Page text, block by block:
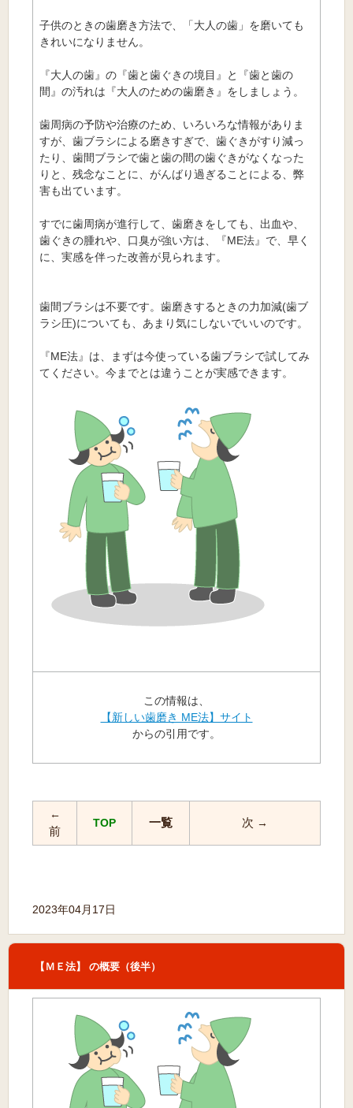
子供のときの歯磨き方法で、「大人の歯」を磨いても
きれいになりません。
『大人の歯』の『歯と歯ぐきの境目』と『歯と歯の
間』の汚れは『大人のための歯磨き』をしましょう。
歯周病の予防や治療のため、いろいろな情報がありま
すが、歯ブラシによる磨きすぎで、歯ぐきがすり減っ
たり、歯間ブラシで歯と歯の間の歯ぐきがなくなった
りと、残念なことに、がんばり過ぎることによる、弊
害も出ています。
すでに歯周病が進行して、歯磨きをしても、出血や、
歯ぐきの腫れや、口臭が強い方は、『ME法』で、早く
に、実感を伴った改善が見られます。
歯間ブラシは不要です。歯磨きするときの力加減(歯ブ
ラシ圧)についても、あまり気にしないでいいのです。
『ME法』は、まずは今使っている歯ブラシで試してみ
てください。今までとは違うことが実感できます。
この情報は、
【新しい歯磨き ME法】サイト
からの引用です。
←
前
TOP 一覧 次 →
2023年04月17日
【ＭＥ法】 の概要（後半）